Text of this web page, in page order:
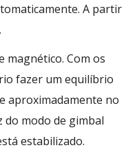
A partir
magnético. Com os
fazer um equilíbrio
aproximadamente no
do modo de gimbal
estabilizado.